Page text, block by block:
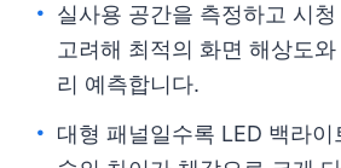
실사용 공간을 측정하고 시
고려해 최적의 화면 해상도
리 예측합니다.
대형 패널일수록 LED 백라이